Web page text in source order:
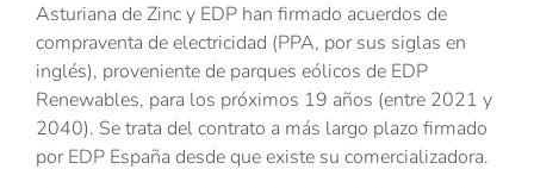
Asturiana de Zinc y EDP han firmado acuerdos de
compraventa de electricidad (PPA, por sus siglas en
inglés), proveniente de parques eólicos de EDP
Renewables, para los próximos 19 años (entre 2021 y
2040). Se trata del contrato a más largo plazo firmado
por EDP España desde que existe su comercializadora.